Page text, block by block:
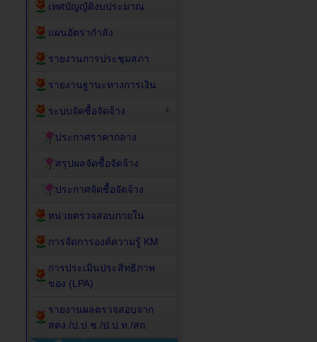
เทศบัญญัติงบประมาณ
แผนอัตรากำลัง
รายงานการประชุมสภา
รายงานฐานะทางการเงิน
ระบบจัดซื้อจัดจ้าง
ประกาศราคากลาง
สรุปผลจัดซื้อจัดจ้าง
ประกาศจัดซื้อจัดจ้าง
หน่วยตรวจสอบภายใน
การจัดการองค์ความรู้ KM
การประเมินประสิทธิภาพ
ของ (LPA)
รายงานผลตรวจสอบจาก
สตง./ป.ป.ช./ป.ป.ท./สถ.